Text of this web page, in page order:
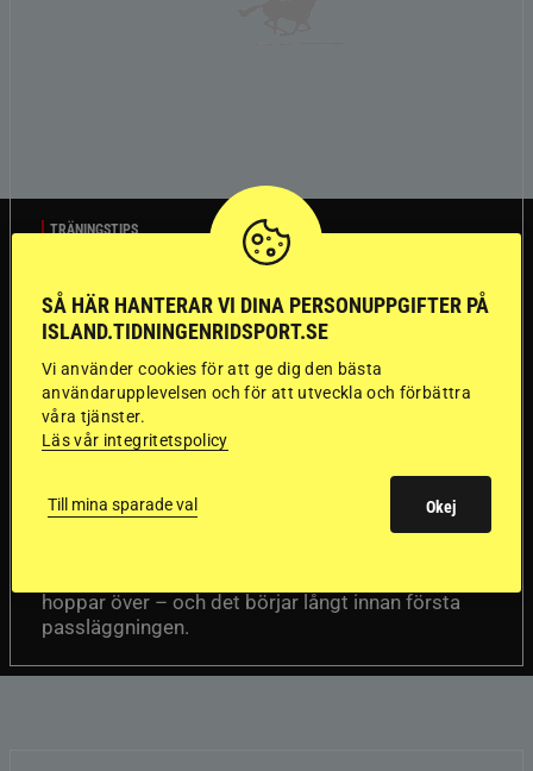
TRÄNINGSTIPS
”Gummi” berättar:
Första stegen mot
en internationell
Att rida pass på hög nivå handlar om
hoppar över – och det börjar långt innan första
passläggningen.
SÅ HÄR HANTERAR VI DINA PERSONUPPGIFTER PÅ
ISLAND.TIDNINGENRIDSPORT.SE
Vi använder cookies för att ge dig den bästa
användarupplevelsen och för att utveckla och förbättra
våra tjänster.
Läs vår integritetspolicy
Till mina sparade val Okej